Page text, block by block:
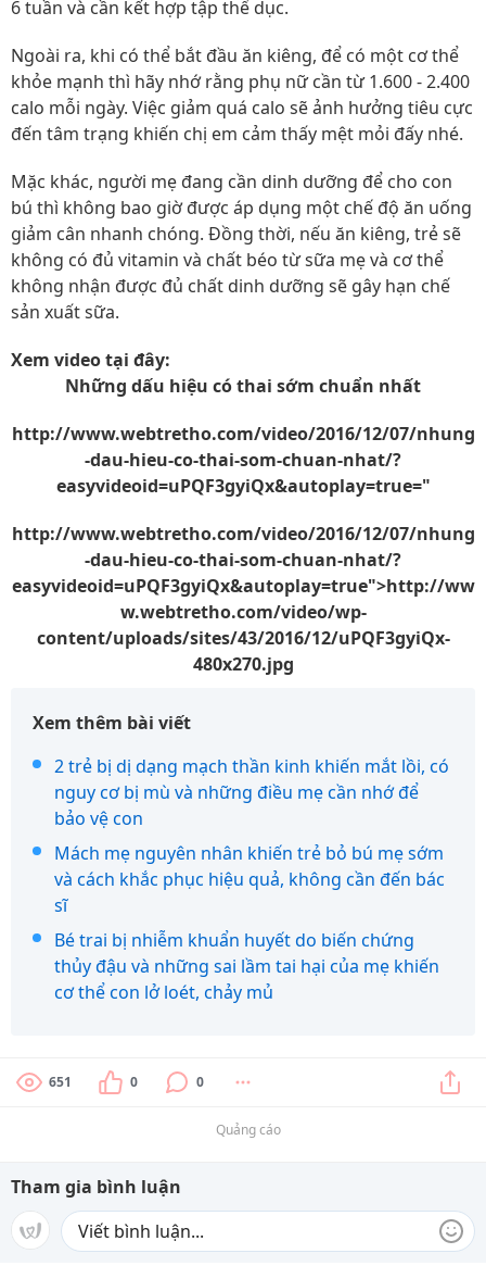
6 tuần và cần kết hợp tập thể dục.
Ngoài ra, khi có thể bắt đầu ăn kiêng, để có một cơ thể
khỏe mạnh thì hãy nhớ rằng phụ nữ cần từ 1.600 - 2.400
calo mỗi ngày. Việc giảm quá calo sẽ ảnh hưởng tiêu cực
đến tâm trạng khiến chị em cảm thấy mệt mỏi đấy nhé.
Mặc khác, người mẹ đang cần dinh dưỡng để cho con
bú thì không bao giờ được áp dụng một chế độ ăn uống
giảm cân nhanh chóng. Đồng thời, nếu ăn kiêng, trẻ sẽ
không có đủ vitamin và chất béo từ sữa mẹ và cơ thể
không nhận được đủ chất dinh dưỡng sẽ gây hạn chế
sản xuất sữa.
Xem video tại đây:
Những dấu hiệu có thai sớm chuẩn nhất
http://www.webtretho.com/video/2016/12/07/nhung
-dau-hieu-co-thai-som-chuan-nhat/?
easyvideoid=uPQF3gyiQx&autoplay=true="
http://www.webtretho.com/video/2016/12/07/nhung
-dau-hieu-co-thai-som-chuan-nhat/?
easyvideoid=uPQF3gyiQx&autoplay=true">http://ww
w.webtretho.com/video/wp-
content/uploads/sites/43/2016/12/uPQF3gyiQx-
480x270.jpg
Xem thêm bài viết
2 trẻ bị dị dạng mạch thần kinh khiến mắt lồi, có
nguy cơ bị mù và những điều mẹ cần nhớ để
bảo vệ con
Mách mẹ nguyên nhân khiến trẻ bỏ bú mẹ sớm
và cách khắc phục hiệu quả, không cần đến bác
sĩ
Bé trai bị nhiễm khuẩn huyết do biến chứng
thủy đậu và những sai lầm tai hại của mẹ khiến
cơ thể con lở loét, chảy mủ
651 0 0
Quảng cáo
Tham gia bình luận